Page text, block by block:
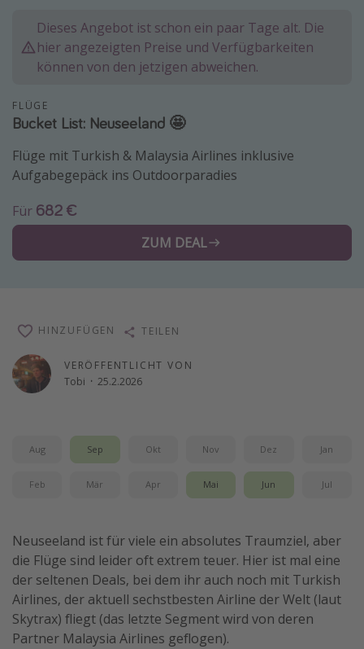
Lombardei
Korsika
Gambia
Reisethemen
Alle Reisethemen
Städtereisen
Strandurlaub
Wellnessurlaub
Abenteuerurlaub
Weitere Themen
Reise Journal
Digital Nomad Tipps
Beste Reiseziele 20225
Dieses Angebot ist schon ein paar Tage alt. Die
hier angezeigten Preise und Verfügbarkeiten
können von den jetzigen abweichen.
FLÜGE
Bucket List: Neuseeland 🤩
Flüge mit Turkish & Malaysia Airlines inklusive
Aufgabegepäck ins Outdoorparadies
Für 682 €
ZUM DEAL
VERÖFFENTLICHT VON
Tobi · 25.2.2026
HINZUFÜGEN TEILEN
Aug Sep Okt Nov Dez Jan
Feb Mär Apr Mai Jun Jul
Neuseeland ist für viele ein absolutes Traumziel, aber
die Flüge sind leider oft extrem teuer. Hier ist mal eine
der seltenen Deals, bei dem ihr auch noch mit Turkish
Airlines, der aktuell sechstbesten Airline der Welt (laut
Skytrax) fliegt (das letzte Segment wird von deren
Partner Malaysia Airlines geflogen).